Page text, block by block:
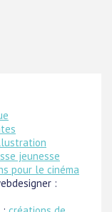
jeunesse
pour le cinéma
: